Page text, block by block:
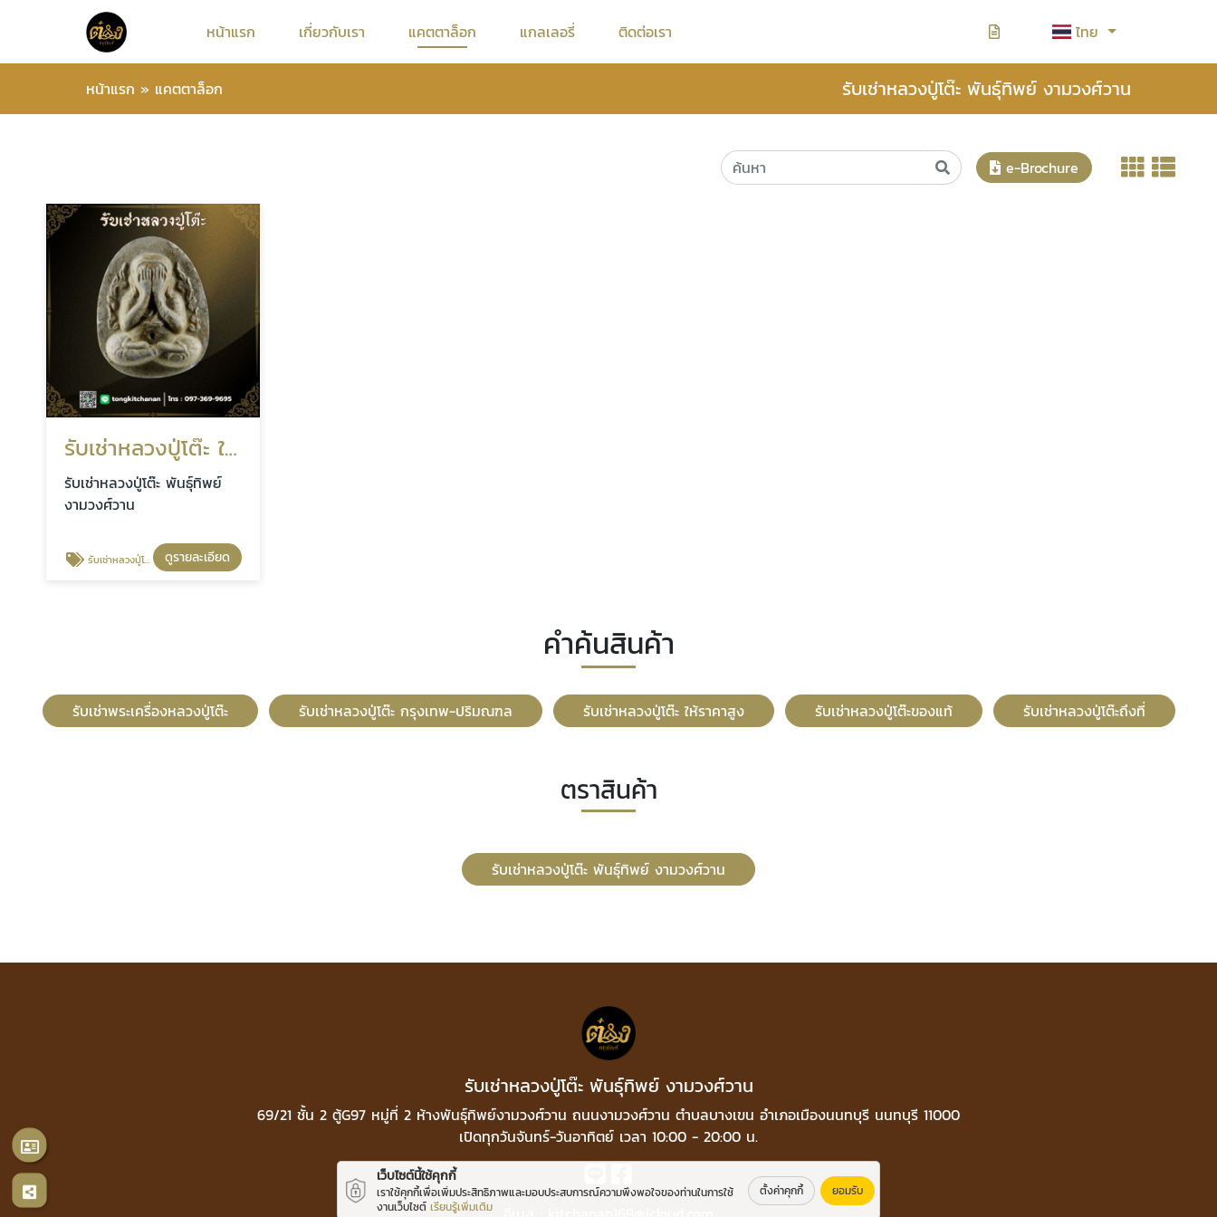
หน้าแรก เกี่ยวกับเรา แคตตาล็อก แกลเลอรี่ ติดต่อเรา ไทย
หน้าแรก » แคตตาล็อก รับเช่าหลวงปู่โต๊ะ พันธุ์ทิพย์ งามวงศ์วาน
e-Brochure
รับเช่าหลวงปู่โต๊ะ ให้ราคาสูง
รับเช่าหลวงปู่โต๊ะ พันธุ์ทิพย์
งามวงศ์วาน
รับเช่าหลวงปู่โต๊ะ ให้ราคาสูง ดูรายละเอียด
คำค้นสินค้า
รับเช่าพระเครื่องหลวงปู่โต๊ะ รับเช่าหลวงปู่โต๊ะ กรุงเทพ-ปริมณฑล รับเช่าหลวงปู่โต๊ะ ให้ราคาสูง รับเช่าหลวงปู่โต๊ะของแท้ รับเช่าหลวงปู่โต๊ะถึงที่
ตราสินค้า
รับเช่าหลวงปู่โต๊ะ พันธุ์ทิพย์ งามวงศ์วาน
รับเช่าหลวงปู่โต๊ะ พันธุ์ทิพย์ งามวงศ์วาน
69/21 ชั้น 2 ตู้G97 หมู่ที่ 2 ห้างพันธุ์ทิพย์งามวงศ์วาน ถนนงามวงศ์วาน ตำบลบางเขน อำเภอเมืองนนทบุรี นนทบุรี 11000
เปิดทุกวันจันทร์-วันอาทิตย์ เวลา 10:00 - 20:00 น.
เว็บไซต์นี้ใช้คุกกี้
เราใช้คุกกี้เพื่อเพิ่มประสิทธิภาพและมอบประสบการณ์ความพึงพอใจของท่านในการใช้
งานเว็บไซต์ เรียนรู้เพิ่มเติม
ตั้งค่าคุกกี้ ยอมรับ